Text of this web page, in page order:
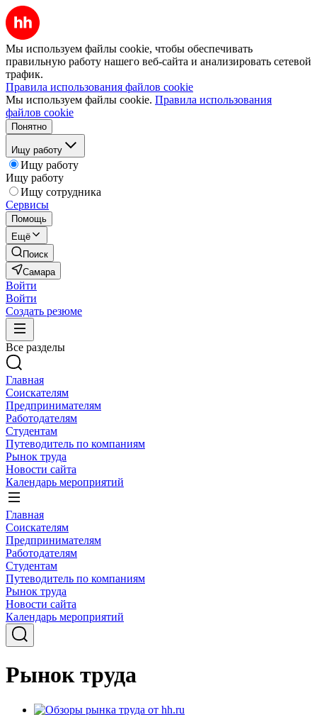
Мы используем файлы cookie, чтобы обеспечивать
правильную работу нашего веб-сайта и анализировать сетевой
трафик.
Правила использования файлов cookie
Мы используем файлы cookie. Правила использования
файлов cookie
Понятно
Ищу работу
Ищу работу
Ищу работу
Ищу сотрудника
Сервисы
Помощь
Ещё
Поиск
Самара
Войти
Войти
Создать резюме
Все разделы
Главная
Соискателям
Предпринимателям
Работодателям
Студентам
Путеводитель по компаниям
Рынок труда
Новости сайта
Календарь мероприятий
Главная
Соискателям
Предпринимателям
Работодателям
Студентам
Путеводитель по компаниям
Рынок труда
Новости сайта
Календарь мероприятий
Рынок труда